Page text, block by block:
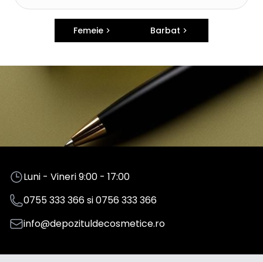
Femeie Barbat
Luni - Vineri 9:00 - 17:00
0755 333 366si0756 333 366
info@depozituldecosmetice.ro